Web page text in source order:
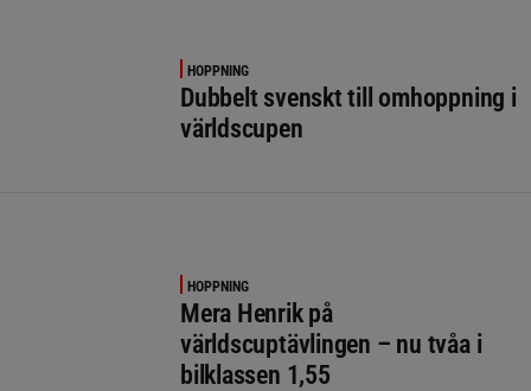
HOPPNING
Dubbelt svenskt till omhoppning i
världscupen
HOPPNING
Mera Henrik på
världscuptävlingen – nu tvåa i
bilklassen 1,55